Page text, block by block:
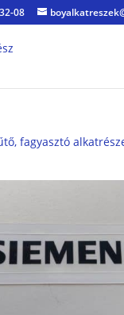
08
fagyasztó